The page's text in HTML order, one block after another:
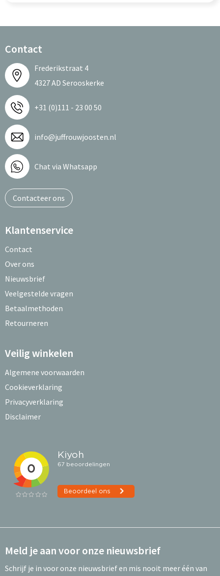
Contact
Frederikstraat 4
4327 AD Serooskerke
+31 (0)111 - 23 00 50
info@juffrouwjoosten.nl
Chat via Whatsapp
Contacteer ons
Klantenservice
Contact
Over ons
Nieuwsbrief
Veelgestelde vragen
Betaalmethoden
Retourneren
Veilig winkelen
Algemene voorwaarden
Cookieverklaring
Privacyverklaring
Disclaimer
Meld je aan voor onze nieuwsbrief
Schrijf je in voor onze nieuwsbrief en mis nooit meer één van